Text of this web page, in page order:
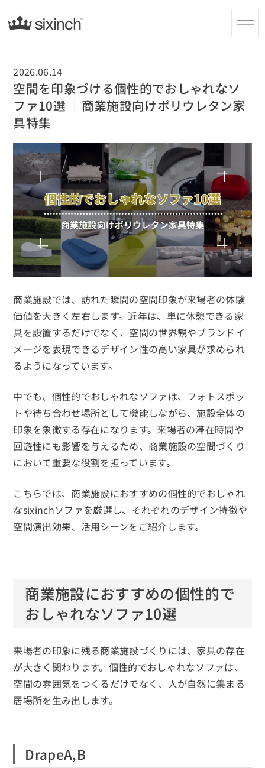
2026.06.14
空間を印象づける個性的でおしゃれなソ
ファ10選 ｜商業施設向けポリウレタン家
具特集
商業施設では、訪れた瞬間の空間印象が来場者の体験
価値を大きく左右します。近年は、単に休憩できる家
具を設置するだけでなく、空間の世界観やブランドイ
メージを表現できるデザイン性の高い家具が求められ
るようになっています。
中でも、個性的でおしゃれなソファは、フォトスポッ
トや待ち合わせ場所として機能しながら、施設全体の
印象を象徴する存在になります。来場者の滞在時間や
回遊性にも影響を与えるため、商業施設の空間づくり
において重要な役割を担っています。
こちらでは、商業施設におすすめの個性的でおしゃれ
なsixinchソファを厳選し、それぞれのデザイン特徴や
空間演出効果、活用シーンをご紹介します。
商業施設におすすめの個性的で
おしゃれなソファ10選
来場者の印象に残る商業施設づくりには、家具の存在
が大きく関わります。個性的でおしゃれなソファは、
空間の雰囲気をつくるだけでなく、人が自然に集まる
居場所を生み出します。
DrapeA,B